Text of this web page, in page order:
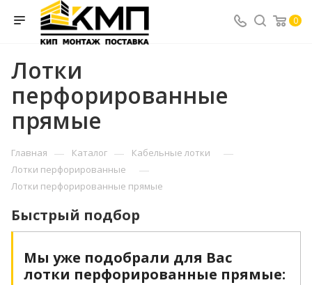
0
Лотки
перфорированные
прямые
Главная — Каталог — Кабельные лотки —
Лотки перфорированные —
Лотки перфорированные прямые
Быстрый подбор
Мы уже подобрали для Вас
Лотки перфорированные прямые: